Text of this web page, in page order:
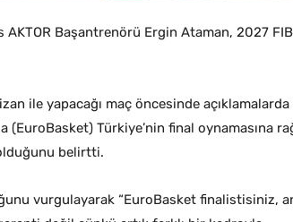
AKTOR Başantrenörü Ergin Ataman, 2027
ile yapacağı maç öncesinde açıklamalarda
(EuroBasket) Türkiye’nin final oynamasına
belirtti.
vurgulayarak “EuroBasket finalistisiniz,